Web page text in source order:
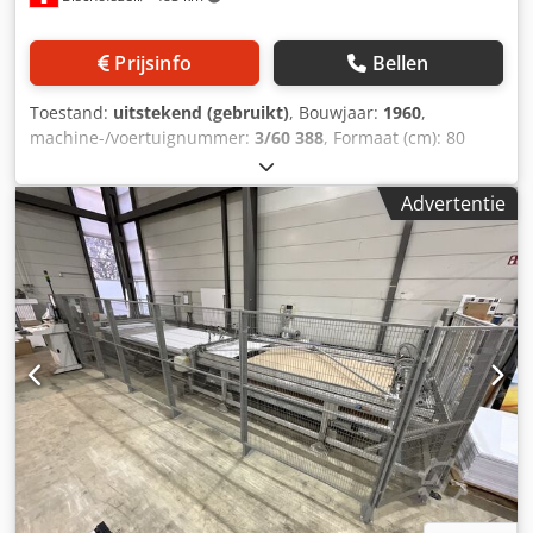
Prijsinfo Bellen
Toestand: uitstekend (gebruikt), Bouwjaar: 1960,
machine-/voertuignummer: 3/60 388, Formaat (cm): 80
Cedpfx Ahjmb U Rcjteha Uitrusting / verdere details:
1xVervangend mes Staat: Zeer goede staat / Nieuwe
controle
Advertentie